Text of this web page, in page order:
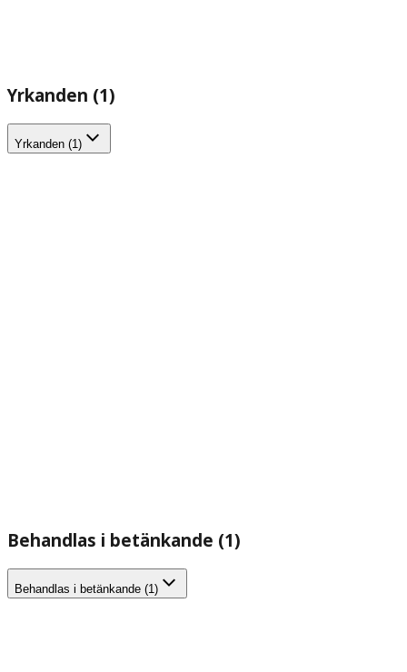
Yrkanden (1)
Yrkanden (1)
Behandlas i betänkande (1)
Behandlas i betänkande (1)